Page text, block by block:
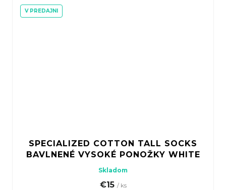
V PREDAJNI
SPECIALIZED COTTON TALL SOCKS
BAVLNENÉ VYSOKÉ PONOŽKY WHITE
Skladom
€15 / ks